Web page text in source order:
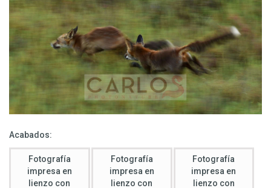
Acabados:
Fotografía
impresa en
lienzo con
Fotografía
impresa en
lienzo con
Fotografía
impresa en
lienzo con